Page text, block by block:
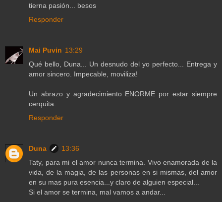
tierna pasión... besos
Responder
Mai Puvin 13:29
Qué bello, Duna... Un desnudo del yo perfecto... Entrega y
amor sincero. Impecable, moviliza!
Un abrazo y agradecimiento ENORME por estar siempre
cerquita.
Responder
Duna
13:36
Taty, para mi el amor nunca termina. Vivo enamorada de la
vida, de la magia, de las personas en si mismas, del amor
en su mas pura esencia...y claro de alguien especial...
Si el amor se termina, mal vamos a andar...